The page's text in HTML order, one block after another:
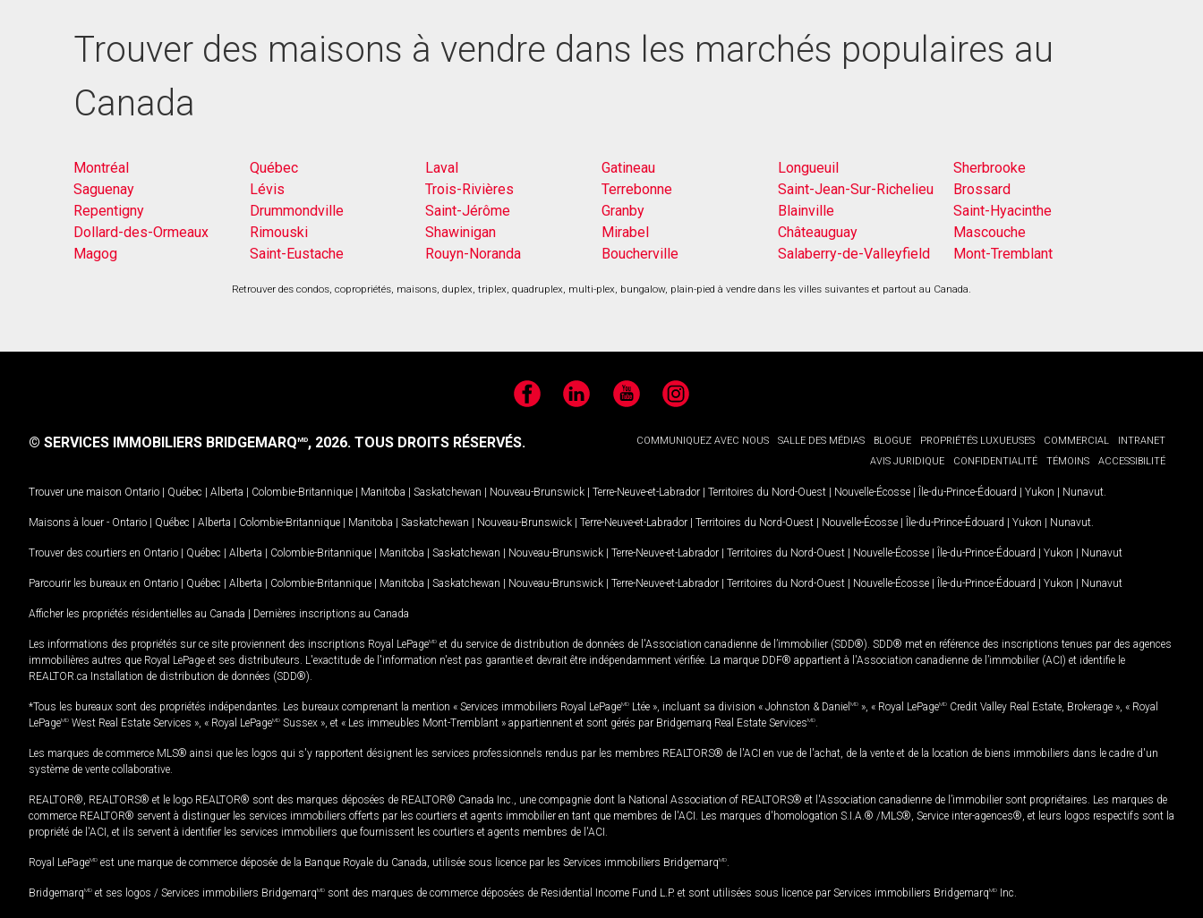
Trouver des maisons à vendre dans les marchés populaires au
Canada
Montréal Québec Laval Gatineau Longueuil
Sherbrooke
Saguenay
Lévis Trois-Rivières Terrebonne Saint-Jean-Sur-Richelieu
Brossard
Repentigny
Drummondville Saint-Jérôme Granby Blainville
Saint-Hyacinthe
Dollard-des-Ormeaux
Rimouski Shawinigan Mirabel Châteauguay
Mascouche
Magog
Saint-Eustache Rouyn-Noranda Boucherville Salaberry-de-Valleyfield Mont-Tremblant
Retrouver des condos, copropriétés, maisons, duplex, triplex, quadruplex, multi-plex, bungalow, plain-pied à vendre dans les villes suivantes et partout au Canada.
FacebookLinkedIn YouTubeInstagram
COMMUNIQUEZ AVEC NOUS SALLE DES MÉDIAS BLOGUE PROPRIÉTÉS LUXUEUSES COMMERCIAL
INTRANET
AVIS JURIDIQUE
CONFIDENTIALITÉ TÉMOINS ACCESSIBILITÉ
© SERVICES IMMOBILIERS BRIDGEMARQMD, 2026. TOUS DROITS RÉSERVÉS.
Trouver une maison Ontario | Québec | Alberta | Colombie-Britannique | Manitoba | Saskatchewan | Nouveau-Brunswick | Terre-Neuve-et-Labrador | Territoires du Nord-Ouest | Nouvelle-Écosse | Île-du-Prince-Édouard | Yukon | Nunavut
Maisons à louer - Ontario | Québec | Alberta | Colombie-Britannique | Manitoba | Saskatchewan | Nouveau-Brunswick | Terre-Neuve-et-Labrador | Territoires du Nord-Ouest | Nouvelle-Écosse | Île-du-Prince-Édouard | Yukon | Nunavut
Trouver des courtiers en Ontario | Québec | Alberta | Colombie-Britannique | Manitoba | Saskatchewan | Nouveau-Brunswick | Terre-Neuve-et-Labrador | Territoires du Nord-Ouest | Nouvelle-Écosse | Île-du-Prince-Édouard | Yukon | Nunavut
Parcourir les bureaux en Ontario | Québec | Alberta | Colombie-Britannique | Manitoba | Saskatchewan | Nouveau-Brunswick | Terre-Neuve-et-Labrador | Territoires du Nord-Ouest | Nouvelle-Écosse | Île-du-Prince-Édouard | Yukon | Nunavut
Afficher les propriétés résidentielles au Canada | Dernières inscriptions au Canada
Les informations des propriétés sur ce site proviennent des inscriptions Royal LePageMD et du service de distribution de données de l'Association canadienne de l’immobilier (SDD®). SDD® met en référence des inscriptions tenues par des agences
immobilières autres que Royal LePage et ses distributeurs. L'exactitude de l'information n'est pas garantie et devrait être indépendamment vérifiée. La marque DDF® appartient à l'Association canadienne de l’immobilier (ACI) et identifie le
REALTOR.ca Installation de distribution de données (SDD®).
*Tous les bureaux sont des propriétés indépendantes. Les bureaux comprenant la mention « Services immobiliers Royal LePageMD Ltée », incluant sa division « Johnston & Daniel MD », « Royal LePageMD Credit Valley Real Estate, Brokerage », « Royal
LePageMD West Real Estate Services », « Royal LePageMD Sussex », et « Les immeubles Mont-Tremblant » appartiennent et sont gérés par Bridgemarq Real Estate ServicesMD
Les marques de commerce MLS® ainsi que les logos qui s'y rapportent désignent les services professionnels rendus par les membres REALTORS® de l'ACI en vue de l'achat, de la vente et de la location de biens immobiliers dans le cadre d'un
système de vente collaborative.
REALTOR®, REALTORS® et le logo REALTOR® sont des marques déposées de REALTOR® Canada Inc., une compagnie dont la National Association of REALTORS® et l'Association canadienne de l’immobilier sont propriétaires. Les marques de
commerce REALTOR® servent à distinguer les services immobiliers offerts par les courtiers et agents immobilier en tant que membres de l'ACI. Les marques d'homologation S.I.A.® /MLS®, Service inter-agences®, et leurs logos respectifs sont la
propriété de l'ACI, et ils servent à identifier les services immobiliers que fournissent les courtiers et agents membres de l'ACI.
Royal LePageMD est une marque de commerce déposée de la Banque Royale du Canada, utilisée sous licence par les Services immobiliers BridgemarqMD
BridgemarqMD et ses logos / Services immobiliers BridgemarqMD sont des marques de commerce déposées de Residential Income Fund L.P. et sont utilisées sous licence par Services immobiliers BridgemarqMD Inc.